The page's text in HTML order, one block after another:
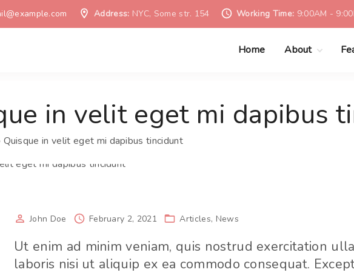
Address: NYC, Some str. 154 Working Time: 9:00AM -
Home About
Terms of Use
in velit eget mi dapibus
Quisque in velit eget mi dapibus tincidunt
John Doe February 2, 2021 Articles News
Ut enim ad minim veniam, quis nostrud exercitation
laboris nisi ut aliquip ex ea commodo consequat.